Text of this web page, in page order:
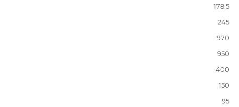
178.5
245
970
950
400
150
95